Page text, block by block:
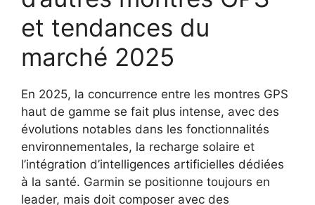
et tendances du
marché 2025
En 2025, la concurrence entre les montres GPS
haut de gamme se fait plus intense, avec des
évolutions notables dans les fonctionnalités
environnementales, la recharge solaire et
l’intégration d’intelligences artificielles dédiées
à la santé. Garmin se positionne toujours en
leader, mais doit composer avec des